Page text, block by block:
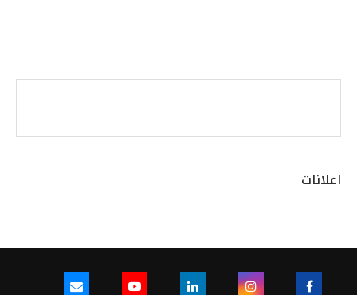
اعلانات